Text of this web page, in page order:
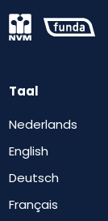
Taal
Nederlands
English
Deutsch
Français